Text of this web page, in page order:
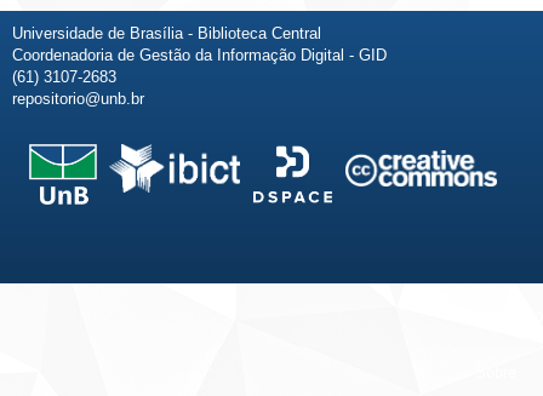
Universidade de Brasília - Biblioteca Central
Coordenadoria de Gestão da Informação Digital - GID
(61) 3107-2683
repositorio@unb.br